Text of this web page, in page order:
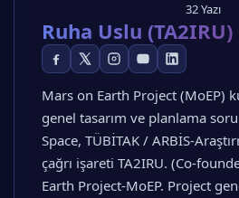
32 Yazı
Ruha Uslu (TA2IRU)
Mars on Earth Project (MoEP)
genel tasarım ve planlama
Space, TÜBİTAK / ARBİS-
çağrı işareti TA2IRU. (Co-
Earth Project-MoEP. Project